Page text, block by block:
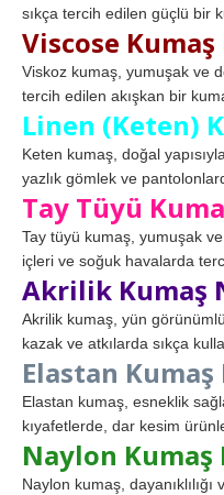
sıkça tercih edilen güçlü bir
Viscose
Viskoz kumaş, yumuşak ve
tercih edilen akışkan bir
Linen (Keten)
Keten kumaş, doğal
yazlık gömlek ve
Tay Tüyü
Tay tüyü kumaş, yumuşak
içleri ve soğuk havalarda
Akrilik Kumaş
Akrilik kumaş, yün
kazak ve atkılarda sıkça
Elastan
Elastan kumaş, esneklik
kıyafetlerde, dar kesim
Naylon Kumaş
Naylon kumaş, dayanıklılığı